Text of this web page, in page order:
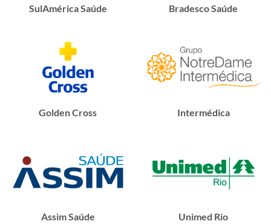
SulAmérica Saúde Bradesco Saúde
Golden Cross Intermédica
Assim Saúde Unimed Rio